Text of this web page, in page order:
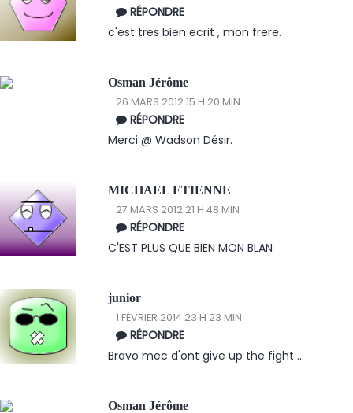
RÉPONDRE
c'est tres bien ecrit , mon frere.
Osman Jérôme
26 MARS 2012 15 H 20 MIN
RÉPONDRE
Merci @ Wadson Désir.
MICHAEL ETIENNE
27 MARS 2012 21 H 48 MIN
RÉPONDRE
C'EST PLUS QUE BIEN MON BLAN
junior
1 FÉVRIER 2014 23 H 23 MIN
RÉPONDRE
Bravo mec d'ont give up the fight ...
Osman Jérôme